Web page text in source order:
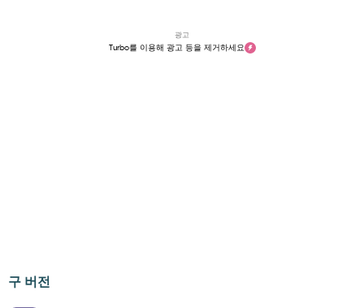
광고
Turbo를 이용해 광고 등을 제거하세요
구 버전